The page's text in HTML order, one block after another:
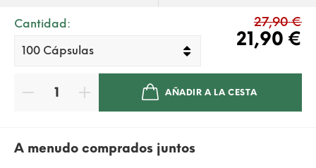
27,90 €
21,90 €
Cantidad:
AÑADIR A LA CESTA
A menudo comprados juntos